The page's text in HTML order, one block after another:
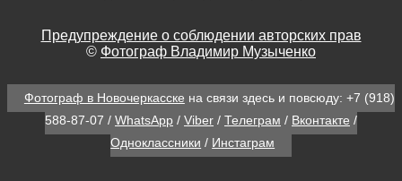
Предупреждение о соблюдении авторских прав
© Фотограф Владимир Музыченко
Фотограф в Новочеркасске на связи здесь и повсюду: +7 (918)
588-87-07 / WhatsApp / Viber / Телеграм / Вконтакте /
Одноклассники / Инстаграм